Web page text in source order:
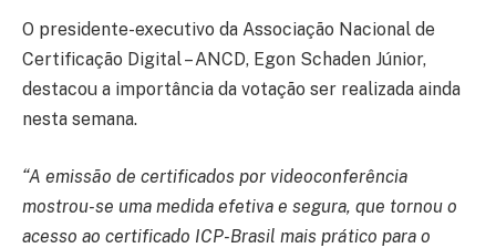
O presidente-executivo da Associação Nacional de
Certificação Digital – ANCD, Egon Schaden Júnior,
destacou a importância da votação ser realizada ainda
nesta semana.
“A emissão de certificados por videoconferência
mostrou-se uma medida efetiva e segura, que tornou o
acesso ao certificado ICP-Brasil mais prático para o